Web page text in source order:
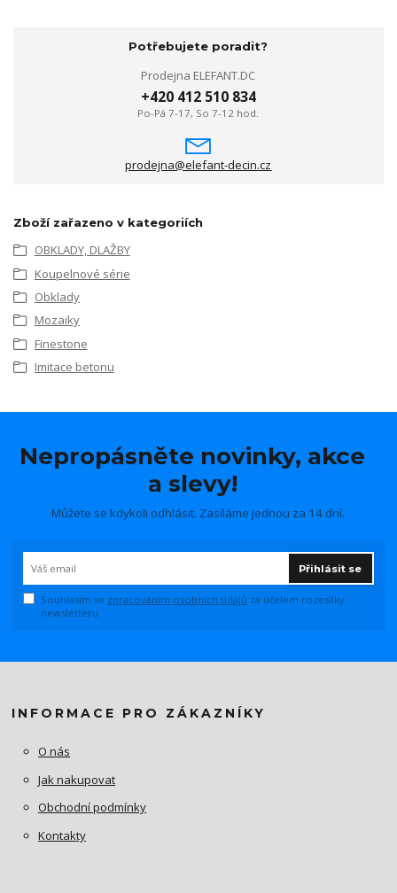
Potřebujete poradit?
Prodejna ELEFANT.DC
+420 412 510 834
Po-Pá 7-17, So 7-12 hod.
prodejna@elefant-decin.cz
Zboží zařazeno v kategoriích
OBKLADY, DLAŽBY
Koupelnové série
Obklady
Mozaiky
Finestone
Imitace betonu
Nepropásněte novinky, akce
a slevy!
Můžete se kdykoli odhlásit. Zasíláme jednou za 14 dní.
Přihlásit se
Souhlasím se zpracováním osobních údajů za účelem rozesílky
newsletteru.
INFORMACE PRO ZÁKAZNÍKY
O nás
Jak nakupovat
Obchodní podmínky
Kontakty